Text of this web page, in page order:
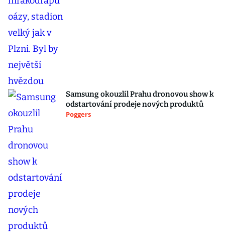
Samsung okouzlil Prahu dronovou show k
odstartování prodeje nových produktů
Poggers